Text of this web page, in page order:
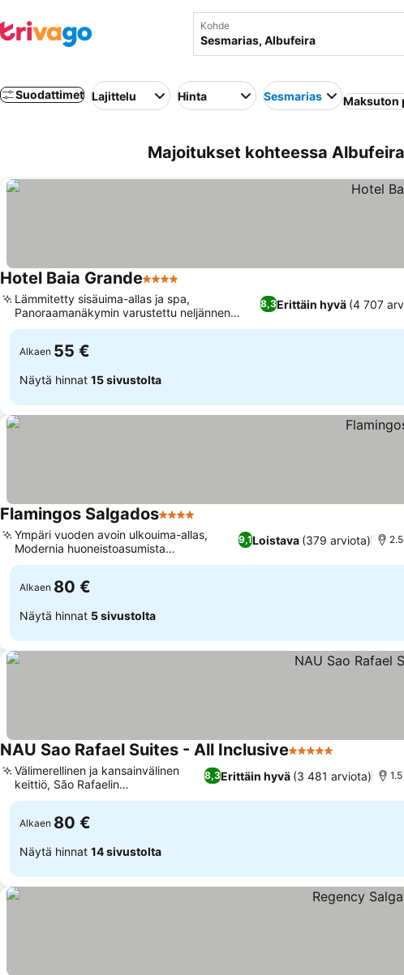
Kohde
Suodattimet Lajittelu Hinta Sesmarias Maksuton
Majoitukset kohteessa
Hotel Baia Grande4 Tähtiluokitus
8,3Erittäin hyvä (4 707
Lämmitetty sisäuima-allas ja spa,
Panoraamanäkymin varustettu neljännen
kerroksen rentoutumishuone
Alkaen 55 €
Näytä hinnat 15 sivustolta
Flamingos Salgados4 Tähtiluokitus
9,1Loistava (379 arviota)
Ympäri vuoden avoin ulkouima-allas,
Modernia huoneistoasumista
luontonäkymillä
Alkaen 80 €
Näytä hinnat 5 sivustolta
NAU Sao Rafael Suites - All Inclusive5 Tähtiluokitus
8,3Erittäin hyvä (3 481 arviota)
Välimerellinen ja kansainvälinen
keittiö, São Rafaelin
hyvinvointikeskus
Alkaen 80 €
Näytä hinnat 14 sivustolta